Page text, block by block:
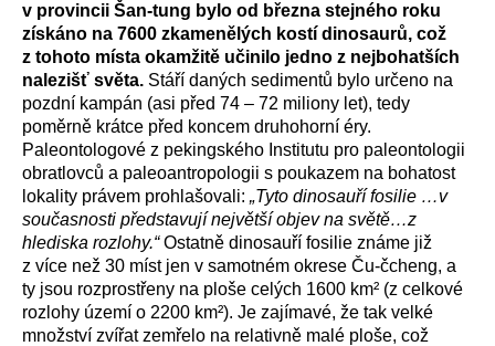
v provincii Šan-tung bylo od března stejného roku
získáno na 7600 zkamenělých kostí dinosaurů, což
z tohoto místa okamžitě učinilo jedno z nejbohatších
nalezišť světa. Stáří daných sedimentů bylo určeno na
pozdní kampán (asi před 74 – 72 miliony let), tedy
poměrně krátce před koncem druhohorní éry.
Paleontologové z pekingského Institutu pro paleontologii
obratlovců a paleoantropologii s poukazem na bohatost
lokality právem prohlašovali: „Tyto dinosauří fosilie …v
současnosti představují největší objev na světě…z
hlediska rozlohy.“Ostatně dinosauří fosilie známe již
z více než 30 míst jen v samotném okrese Ču-čcheng, a
ty jsou rozprostřeny na ploše celých 1600 km² (z celkové
rozlohy území o 2200 km²). Je zajímavé, že tak velké
množství zvířat zemřelo na relativně malé ploše, což